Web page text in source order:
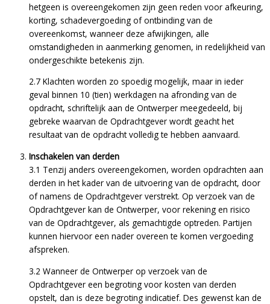
hetgeen is overeengekomen zijn geen reden voor afkeuring,
korting, schadevergoeding of ontbinding van de
overeenkomst, wanneer deze afwijkingen, alle
omstandigheden in aanmerking genomen, in redelijkheid van
ondergeschikte betekenis zijn.
2.7 Klachten worden zo spoedig mogelijk, maar in ieder
geval binnen 10 (tien) werkdagen na afronding van de
opdracht, schriftelijk aan de Ontwerper meegedeeld, bij
gebreke waarvan de Opdrachtgever wordt geacht het
resultaat van de opdracht volledig te hebben aanvaard.
Inschakelen van derden
3.1 Tenzij anders overeengekomen, worden opdrachten aan
derden in het kader van de uitvoering van de opdracht, door
of namens de Opdrachtgever verstrekt. Op verzoek van de
Opdrachtgever kan de Ontwerper, voor rekening en risico
van de Opdrachtgever, als gemachtigde optreden. Partijen
kunnen hiervoor een nader overeen te komen vergoeding
afspreken.
3.2 Wanneer de Ontwerper op verzoek van de
Opdrachtgever een begroting voor kosten van derden
opstelt, dan is deze begroting indicatief. Des gewenst kan de